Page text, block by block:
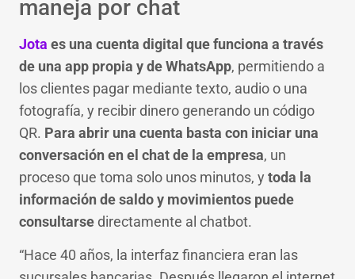
maneja por chat
Jota es una cuenta digital que funciona a través
de una app propia y de WhatsApp, permitiendo a
los clientes pagar mediante texto, audio o una
fotografía, y recibir dinero generando un código
QR. Para abrir una cuenta basta con iniciar una
conversación en el chat de la empresa, un
proceso que toma solo unos minutos, y toda la
información de saldo y movimientos puede
consultarse directamente al chatbot.
“Hace 40 años, la interfaz financiera eran las